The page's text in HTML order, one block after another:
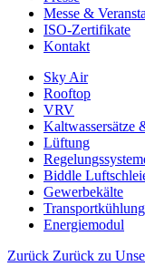
Messe &
ISO-Zertifikate
Kontakt
Sky Air
Rooftop
VRV
Kaltwassersätze
Lüftung
Biddle
Gewerbekälte
Transportkühlung
Energiemodul
Zurück Zurück zu